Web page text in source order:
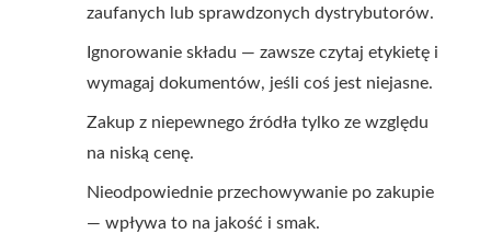
zaufanych lub sprawdzonych dystrybutorów.
Ignorowanie składu — zawsze czytaj etykietę i
wymagaj dokumentów, jeśli coś jest niejasne.
Zakup z niepewnego źródła tylko ze względu
na niską cenę.
Nieodpowiednie przechowywanie po zakupie
— wpływa to na jakość i smak.